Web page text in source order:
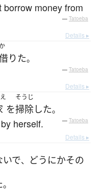
money from
— Tatoeba
Details ▸
か
りた。
— Tatoeba
Details ▸
を
そうじ
掃除した。
herself. — Tatoeba
Details ▸
いで、 どうにかその
。